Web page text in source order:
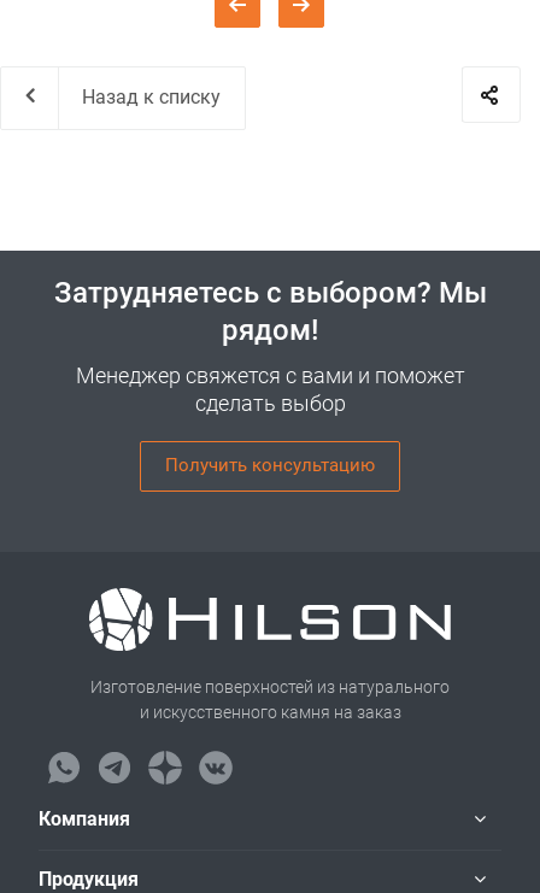
Назад к списку
Затрудняетесь с выбором? Мы
рядом!
Менеджер свяжется с вами и поможет
сделать выбор
Получить консультацию
Изготовление поверхностей из натурального
и искусственного камня на заказ
Компания
Продукция